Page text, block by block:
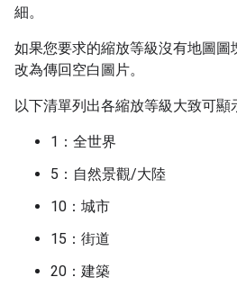
細。
如果您要求的縮放等級沒有地圖圖
改為傳回空白圖片。
以下清單列出各縮放等級大致可顯
1：全世界
5：自然景觀/大陸
10：城市
15：街道
20：建築